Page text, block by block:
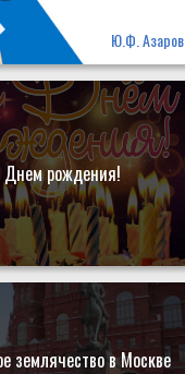
Ю.Ф. Азаров
Днем рождения!
землячество в Москве